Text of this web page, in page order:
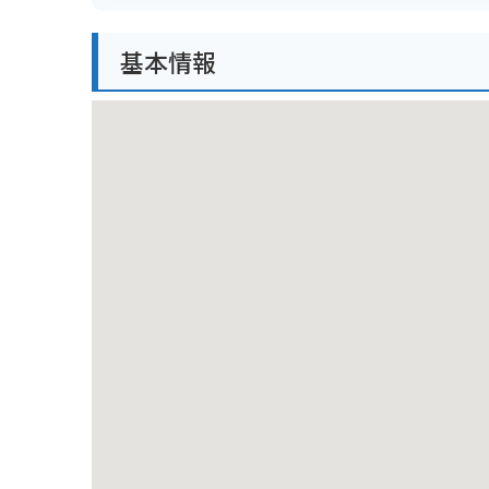
ださい。
基本情報